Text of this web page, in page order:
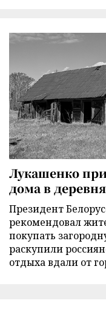
Лукашенко
дома в
Президент
рекомендовал
покупать
раскупили
отдыха вдали от